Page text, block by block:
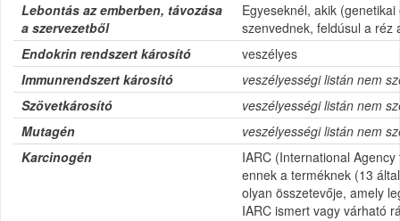
Lebontás az emberben, távozása
a szervezetből
Egyeseknél, akik
szenvednek, feldúsul a réz
Endokrin rendszert károsító
veszélyes
Immunrendszert károsító
veszélyességi listán nem
Szövetkárosító
veszélyességi listán nem
Mutagén
veszélyességi listán nem
Karcinogén
IARC (International
ennek a terméknek (13
olyan összetevője, amely
IARC ismert vagy várható